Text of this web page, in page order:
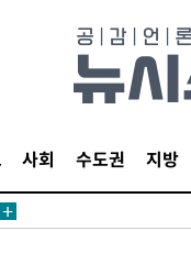
사회 수도권 지방